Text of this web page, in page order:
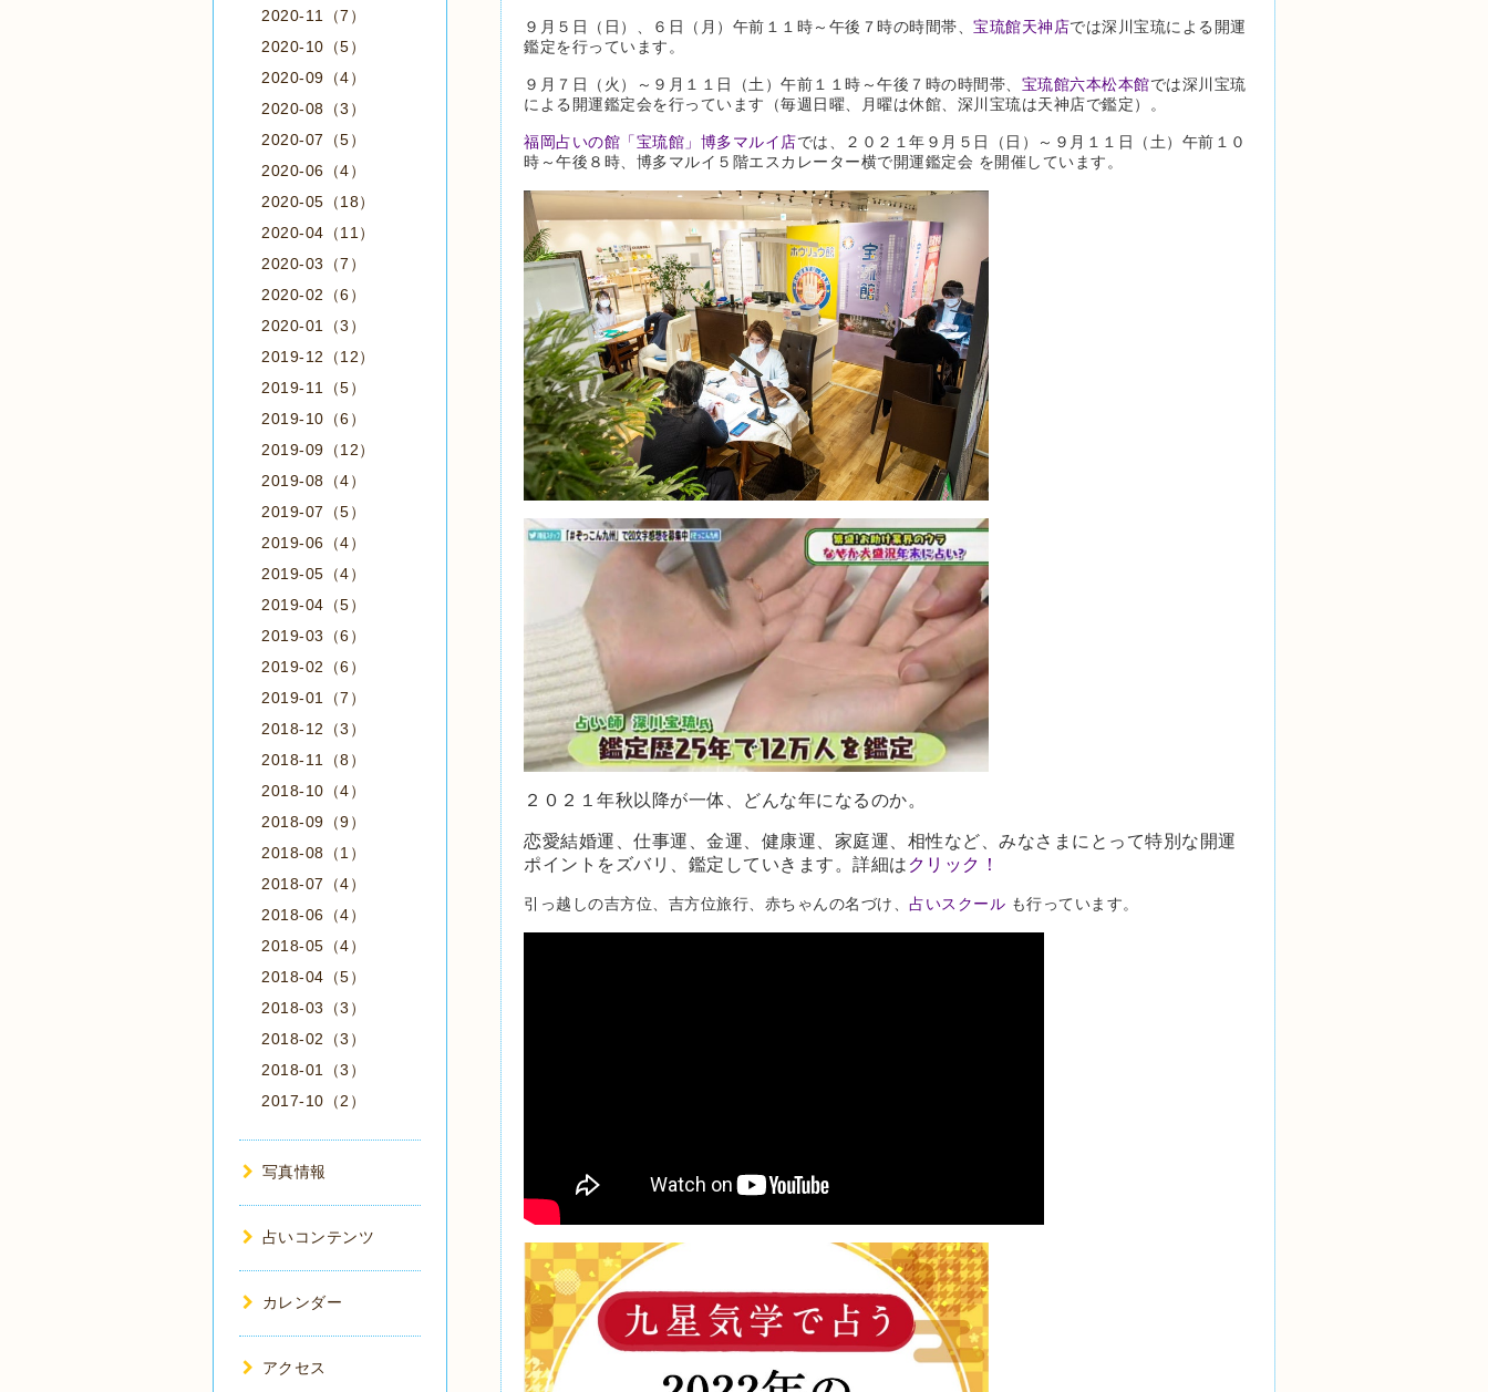
９月５日（日）、６日（月）午前１１時～午後７時の時間帯、 宝琉館天神店では深川宝琉による開運
鑑定を行っています。
９月７日（火）～９月１１日（土）午前１１時～午後７時の時間帯、 宝琉館六本松本館では深川宝琉
による開運鑑定会を行っています（毎週日曜、月曜は休館、深川宝琉は天神店で鑑定）。
福岡占いの館「宝琉館」博多マルイ店では、２０２１年９月５日（日）～９月１１日（土）午前１０
時～午後８時、博多マルイ５階エスカレーター横で開運鑑定会 を開催しています。
２０２１年秋以降が一体、どんな年になるのか。
恋愛結婚運、仕事運、金運、健康運、家庭運、相性など、みなさまにとって特別な開運
ポイントをズバリ、鑑定していきます。詳細は クリック！
引っ越しの吉方位、吉方位旅行、赤ちゃんの名づけ、 占いスクール も行っています。
2020-11（7）
2020-10（5）
2020-09（4）
2020-08（3）
2020-07（5）
2020-06（4）
2020-05（18）
2020-04（11）
2020-03（7）
2020-02（6）
2020-01（3）
2019-12（12）
2019-11（5）
2019-10（6）
2019-09（12）
2019-08（4）
2019-07（5）
2019-06（4）
2019-05（4）
2019-04（5）
2019-03（6）
2019-02（6）
2019-01（7）
2018-12（3）
2018-11（8）
2018-10（4）
2018-09（9）
2018-08（1）
2018-07（4）
2018-06（4）
2018-05（4）
2018-04（5）
2018-03（3）
2018-02（3）
2018-01（3）
2017-10（2）
写真情報
占いコンテンツ
カレンダー
アクセス